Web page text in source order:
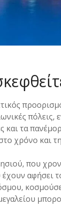
και τα
χρόνο και
που
αφήσει